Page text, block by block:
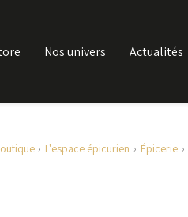
Nos univers Actualités
L'espace épicurien Épicerie